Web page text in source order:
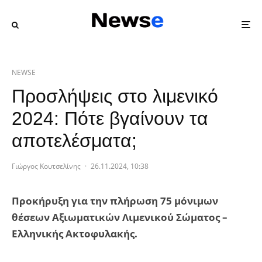
NEWSE
Προσλήψεις στο λιμενικό
2024: Πότε βγαίνουν τα
αποτελέσματα;
Γιώργος Κουτσελίνης · 26.11.2024, 10:38
Προκήρυξη για την πλήρωση 75 μόνιμων
θέσεων Αξιωματικών Λιμενικού Σώματος –
Ελληνικής Ακτοφυλακής.